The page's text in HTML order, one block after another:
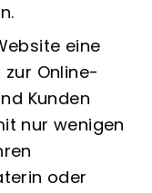
eine
Online-
Kunden
nur wenigen
oder